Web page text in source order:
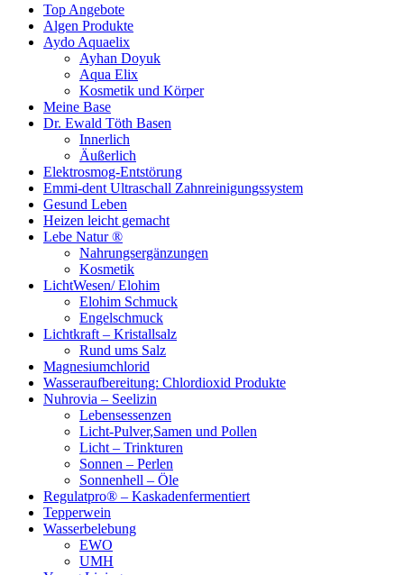
Top Angebote
Algen Produkte
Aydo Aquaelix
Ayhan Doyuk
Aqua Elix
Kosmetik und Körper
Meine Base
Dr. Ewald Töth Basen
Innerlich
Äußerlich
Elektrosmog-Entstörung
Emmi-dent Ultraschall Zahnreinigungssystem
Gesund Leben
Heizen leicht gemacht
Lebe Natur ®
Nahrungsergänzungen
Kosmetik
LichtWesen/ Elohim
Elohim Schmuck
Engelschmuck
Lichtkraft – Kristallsalz
Rund ums Salz
Magnesiumchlorid
Wasseraufbereitung: Chlordioxid Produkte
Nuhrovia – Seelizin
Lebensessenzen
Licht-Pulver,Samen und Pollen
Licht – Trinkturen
Sonnen – Perlen
Sonnenhell – Öle
Regulatpro® – Kaskadenfermentiert
Tepperwein
Wasserbelebung
EWO
UMH